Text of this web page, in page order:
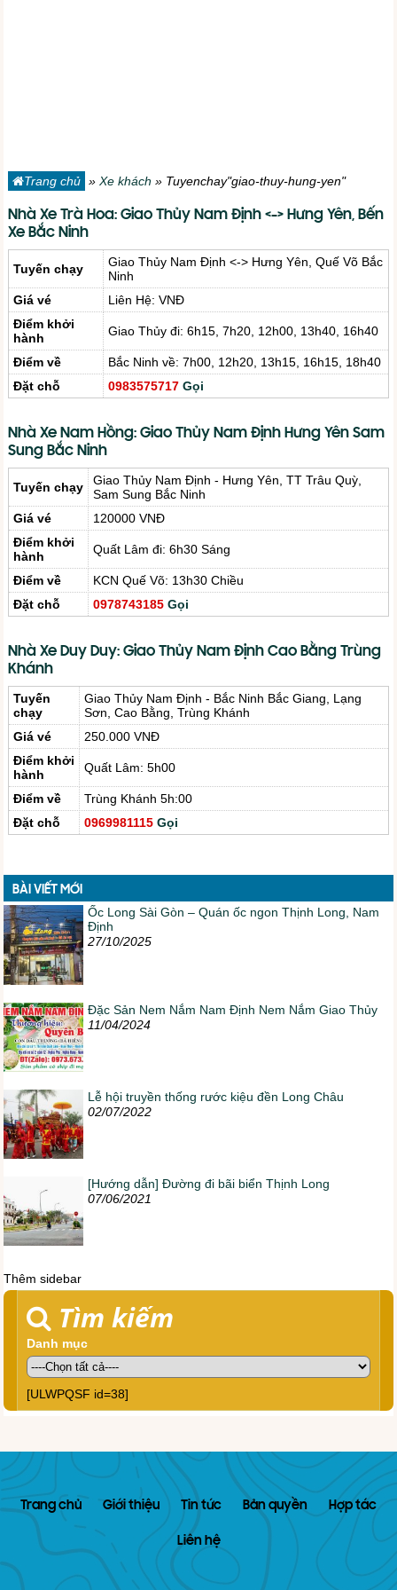
Trang chủ » Xe khách » Tuyenchay"giao-thuy-hung-yen"
Nhà Xe Trà Hoa: Giao Thủy Nam Định <-> Hưng Yên, Bến
Xe Bắc Ninh
Tuyến chạy
Giao Thủy Nam Định <-> Hưng Yên, Quế Võ Bắc
Ninh
Giá vé
Liên Hệ: VNĐ
Điểm khởi
hành
Giao Thủy đi: 6h15, 7h20, 12h00, 13h40, 16h40
Điểm về
Bắc Ninh về: 7h00, 12h20, 13h15, 16h15, 18h40
Đặt chỗ
0983575717 Gọi
Nhà Xe Nam Hồng: Giao Thủy Nam Định Hưng Yên Sam
Sung Bắc Ninh
Tuyến chạy
Giao Thủy Nam Định - Hưng Yên, TT Trâu Quỳ,
Sam Sung Bắc Ninh
Giá vé
120000 VNĐ
Điểm khởi
hành
Quất Lâm đi: 6h30 Sáng
Điểm về
KCN Quế Võ: 13h30 Chiều
Đặt chỗ
0978743185 Gọi
Nhà Xe Duy Duy: Giao Thủy Nam Định Cao Bằng Trùng
Khánh
Tuyến
chạy
Giao Thủy Nam Định - Bắc Ninh Bắc Giang, Lạng
Sơn, Cao Bằng, Trùng Khánh
Giá vé
250.000 VNĐ
Điểm khởi
hành
Quất Lâm: 5h00
Điểm về
Trùng Khánh 5h:00
Đặt chỗ
0969981115 Gọi
BÀI VIẾT MỚI
Ốc Long Sài Gòn – Quán ốc ngon Thịnh Long, Nam
Định
27/10/2025
Đặc Sản Nem Nắm Nam Định Nem Nắm Giao Thủy
11/04/2024
Lễ hội truyền thống rước kiệu đền Long Châu
02/07/2022
[Hướng dẫn] Đường đi bãi biển Thịnh Long
07/06/2021
Thêm sidebar
Tìm kiếm
Danh mục
[ULWPQSF id=38]
Trang chủ Giới thiệu Tin tức Bản quyền Hợp tác
Liên hệ